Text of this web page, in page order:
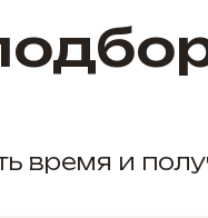
время и